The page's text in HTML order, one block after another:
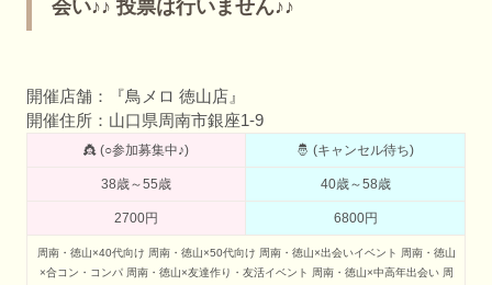
会い♪♪ 投票は行いません♪♪
開催店舗：『鳥メロ 徳山店』
開催住所：山口県周南市銀座1-9
👸 (○参加募集中♪) 🤴 (キャンセル待ち)
38歳～55歳 40歳～58歳
2700円 6800円
周南・徳山×40代向け 周南・徳山×50代向け 周南・徳山×出会いイベント 周南・徳山
×合コン・コンパ 周南・徳山×友達作り・友活イベント 周南・徳山×中高年出会い 周